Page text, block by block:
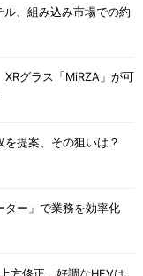
、組み込み市場での約
グラス「MiRZA」が可
を提案、その狙いは？
ター」で業務を効率化